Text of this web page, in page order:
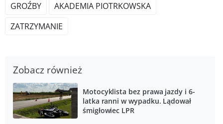
GROŹBY
AKADEMIA PIOTRKOWSKA
ZATRZYMANIE
Zobacz również
Motocyklista bez prawa jazdy i 6-
latka ranni w wypadku. Lądował
śmigłowiec LPR